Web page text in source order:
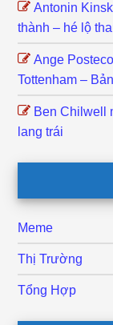
Antonin
thành – hé lộ
Ange
Tottenham –
Ben Chilwell
lang trái
Meme
Thị Trường
Tổng Hợp